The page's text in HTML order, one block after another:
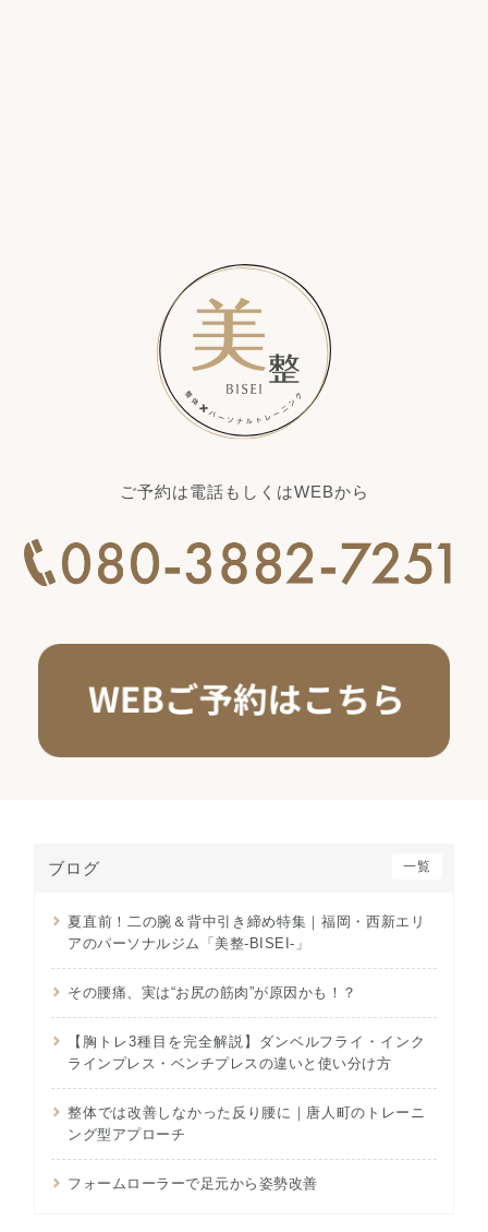
ご予約は電話もしくはWEBから
ブログ 一覧
夏直前！二の腕＆背中引き締め特集｜福岡・西新エリ
アのパーソナルジム「美整-BISEI-」
その腰痛、実は“お尻の筋肉”が原因かも！？
【胸トレ3種目を完全解説】ダンベルフライ・インク
ラインプレス・ベンチプレスの違いと使い分け方
整体では改善しなかった反り腰に｜唐人町のトレーニ
ング型アプローチ
フォームローラーで足元から姿勢改善